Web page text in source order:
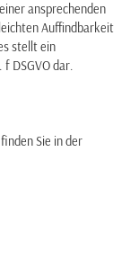
ansprechenden
Auffindbarkeit
stellt ein
DSGVO dar.
Sie in der